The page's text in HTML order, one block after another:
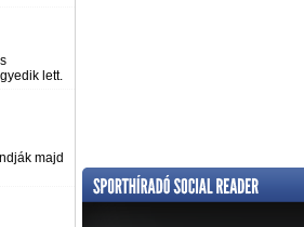
lett.
majd